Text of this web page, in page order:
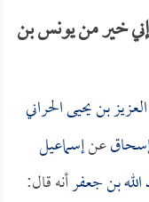
خير من يونس بن
بن يحيى الحراني
عنإسماعيل
بن جعفرأنه قال: